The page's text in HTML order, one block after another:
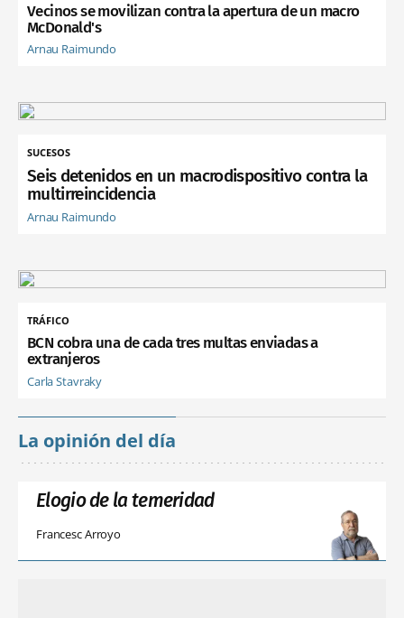
Vecinos se movilizan contra la apertura de un macro
McDonald's
Arnau Raimundo
SUCESOS
Seis detenidos en un macrodispositivo contra la
multirreincidencia
Arnau Raimundo
TRÁFICO
BCN cobra una de cada tres multas enviadas a
extranjeros
Carla Stavraky
La opinión del día
Elogio de la temeridad
Francesc Arroyo